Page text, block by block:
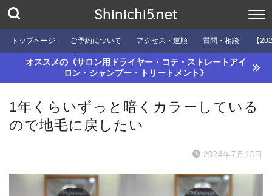
Shinichi5.net
トップページ ご予約について アクセス・道順 質問・相談 【
オススメの《サロン用ドライヤー・コテ・ストレートアイ
ロン・シャンプー・トリートメント》
1年くらいずっと暗くカラーしている
ので地毛に戻したい
2024年7月13日